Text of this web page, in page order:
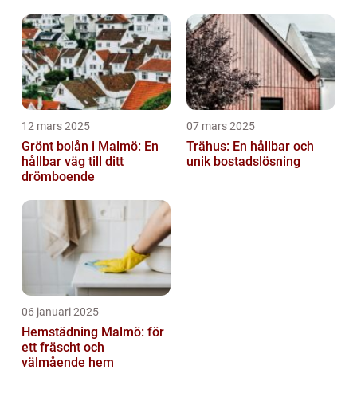
12 mars 2025
Grönt bolån i Malmö: En
hållbar väg till ditt
drömboende
07 mars 2025
Trähus: En hållbar och
unik bostadslösning
06 januari 2025
Hemstädning Malmö: för
ett fräscht och
välmående hem